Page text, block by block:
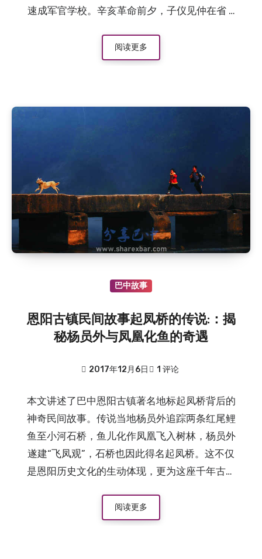
速成军官学校。辛亥革命前夕，子仪见仲在省 …
阅读更多
巴中故事
恩阳古镇民间故事起凤桥的传说:：揭
秘杨员外与凤凰化鱼的奇遇
2017年12月6日 1 评论
本文讲述了巴中恩阳古镇著名地标起凤桥背后的
神奇民间故事。传说当地杨员外追踪两条红尾鲤
鱼至小河石桥，鱼儿化作凤凰飞入树林，杨员外
遂建“飞凤观”，石桥也因此得名起凤桥。这不仅
是恩阳历史文化的生动体现，更为这座千年古镇
阅读更多